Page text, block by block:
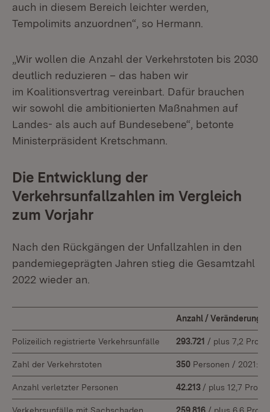
auch in diesem Bereich leichter werden,
Tempolimits anzuordnen“, so Hermann.
„Wir wollen die Anzahl der Verkehrstoten bis 2030
deutlich reduzieren – das haben wir
im Koalitionsvertrag vereinbart. Dafür brauchen
wir sowohl die ambitionierten Maßnahmen auf
Landes- als auch auf Bundesebene“, betonte
Ministerpräsident Kretschmann.
Die Entwicklung der
Verkehrsunfallzahlen im Vergleich
zum Vorjahr
Nach den Rückgängen der Unfallzahlen in den
pandemiegeprägten Jahren stieg die Gesamtzahl
2022 wieder an.
Anzahl / Veränderung
Polizeilich registrierte Verkehrsunfälle 293.721 / plus 7,2
Zahl der Verkehrstoten 350 Personen / 2021:
Anzahl verletzter Personen 42.213 / plus 12,7